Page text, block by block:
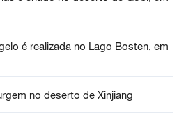
é realizada no Lago Bosten, em
no deserto de Xinjiang